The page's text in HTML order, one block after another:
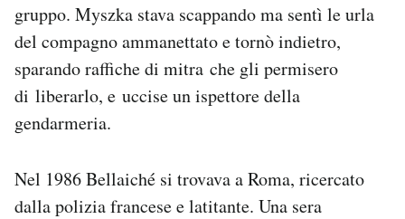
gruppo. Myszka stava scappando ma sentì le urla
del compagno ammanettato e tornò indietro,
sparando raffiche di mitra che gli permisero
di liberarlo, e uccise un ispettore della
gendarmeria.
Nel 1986 Bellaiché si trovava a Roma, ricercato
dalla polizia francese e latitante. Una sera